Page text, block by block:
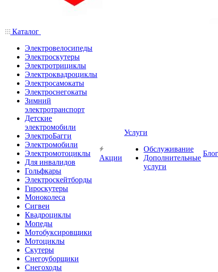
Каталог
Электровелосипеды
Электроскутеры
Электротрициклы
Электроквадроциклы
Электросамокаты
Электроснегокаты
Зимний
электротранспорт
Детские
электромобили
ЭлектроБагги
Электромобили
Электромотоциклы
Для инвалидов
Гольфкары
Электроскейтборды
Гироскутеры
Моноколеса
Сигвеи
Квадроциклы
Мопеды
Мотобуксировщики
Мотоциклы
Скутеры
Снегоуборщики
Снегоходы
Акции
Услуги
Обслуживание
Дополнительные
услуги
Блог